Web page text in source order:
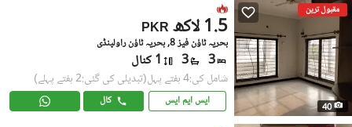
مقبول ترین
40
PKR 1.5 لاکھ
بحریہ ٹاؤن فیز 8, بحریہ ٹاؤن راولپنڈی
3
3 1 کنال
شامل کی:4 ہفتے پہل (تبدیلی کی گئی:2 ہفتے پہلے)
ایس ایم ایس کال